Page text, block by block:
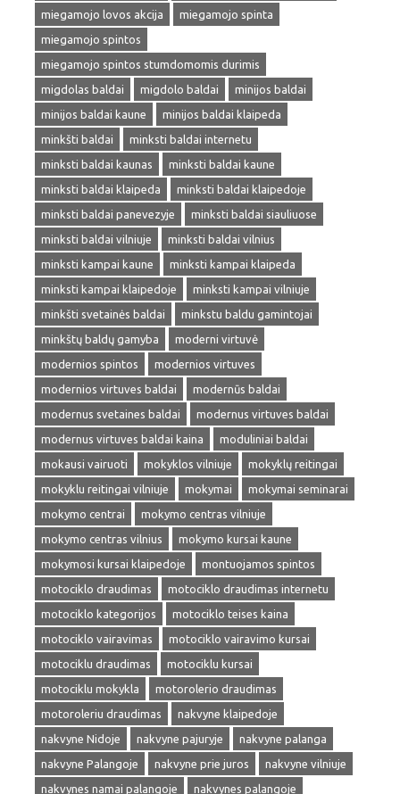
miegamojo lovos akcija
miegamojo spinta
miegamojo spintos
miegamojo spintos stumdomomis durimis
migdolas baldai
migdolo baldai
minijos baldai
minijos baldai kaune
minijos baldai klaipeda
minkšti baldai
minksti baldai internetu
minksti baldai kaunas
minksti baldai kaune
minksti baldai klaipeda
minksti baldai klaipedoje
minksti baldai panevezyje
minksti baldai siauliuose
minksti baldai vilniuje
minksti baldai vilnius
minksti kampai kaune
minksti kampai klaipeda
minksti kampai klaipedoje
minksti kampai vilniuje
minkšti svetainės baldai
minkstu baldu gamintojai
minkštų baldų gamyba
moderni virtuvė
modernios spintos
modernios virtuves
modernios virtuves baldai
modernūs baldai
modernus svetaines baldai
modernus virtuves baldai
modernus virtuves baldai kaina
moduliniai baldai
mokausi vairuoti
mokyklos vilniuje
mokyklų reitingai
mokyklu reitingai vilniuje
mokymai
mokymai seminarai
mokymo centrai
mokymo centras vilniuje
mokymo centras vilnius
mokymo kursai kaune
mokymosi kursai klaipedoje
montuojamos spintos
motociklo draudimas
motociklo draudimas internetu
motociklo kategorijos
motociklo teises kaina
motociklo vairavimas
motociklo vairavimo kursai
motociklu draudimas
motociklu kursai
motociklu mokykla
motorolerio draudimas
motoroleriu draudimas
nakvyne klaipedoje
nakvyne Nidoje
nakvyne pajuryje
nakvyne palanga
nakvyne Palangoje
nakvyne prie juros
nakvyne vilniuje
nakvynes namai palangoje
nakvynes palangoje